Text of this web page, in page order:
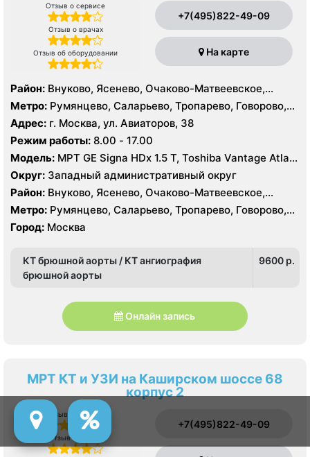
Отзыв о сервисе
Отзыв о врачах
Отзыв об оборудовании
+7(495)822-49-09
На карте
Район: Внуково, Ясенево, Очаково-Матвеевское,
Солнцево, Тропарёво-Никулино
Метро: Румянцево, Саларьево, Тропарево, Говорово,
Новопеределкино, Озёрная, Прокшино, Рассказовка,
Солнцево, Филатов Луг, Боровское шоссе
Адрес: г. Москва, ул. Авиаторов, 38
Режим работы: 8.00 - 17.00
Модель: МРТ GE Signa HDx 1.5 T, Toshiba Vantage Atlas
1.5 Т, КТ Toshiba Aquilion CXL 128, Philips Brilliance CT
64 среза, УЗИ
Округ: Западный административный округ
Район: Внуково, Ясенево, Очаково-Матвеевское,
Солнцево, Тропарёво-Никулино
Метро: Румянцево, Саларьево, Тропарево, Говорово,
Новопеределкино, Озёрная, Прокшино, Рассказовка,
Солнцево, Филатов Луг, Боровское шоссе
Город: Москва
КТ брюшной аорты / КТ ангиография
брюшной аорты
9600 p.
Онлайн запись
МРТ КТ и УЗИ на Каширском шоссе 68
корпус 2
Отзыв о сервисе
Отзыв о врачах
+7(495)822-49-09